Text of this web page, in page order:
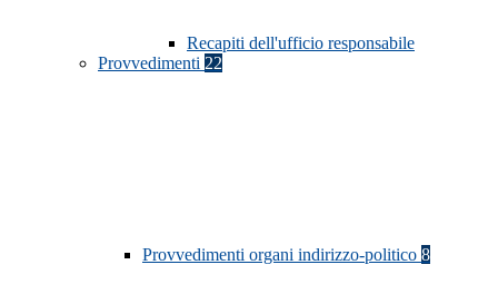
Recapiti dell'ufficio responsabile
Provvedimenti 22
Provvedimenti organi indirizzo-politico 8